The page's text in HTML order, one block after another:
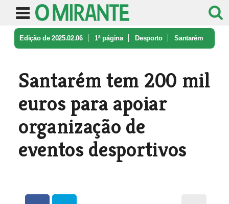
Edição de 2025.02.06 1ª página Desporto Santarém
Santarém tem 200 mil
euros para apoiar
organização de
eventos desportivos